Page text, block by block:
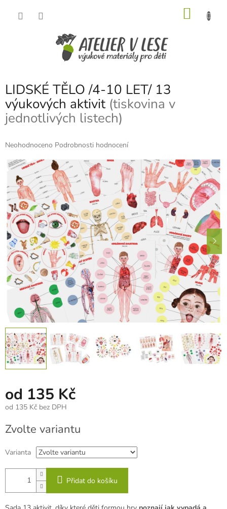
LIDSKÉ TĚLO /4-10 LET/ 13
výukových aktivit (tiskovina v
jednotlivých listech)
Průměrné
produktu
z
5
hvězdiček.
Neohodnoceno Podrobnosti hodnocení
od 135 Kč
od 135 Kč bez DPH
cena:
Zvolte variantu
Varianta
Přidat do košíku